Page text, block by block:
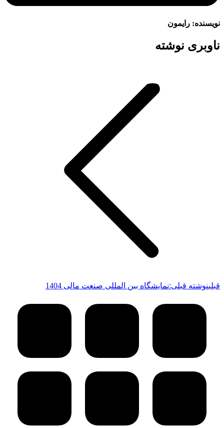
نویسنده: رایمون
ناوبری نوشته
قبلینوشته قبلی:نمایشگاه بین المللی صنعت مالی 1404